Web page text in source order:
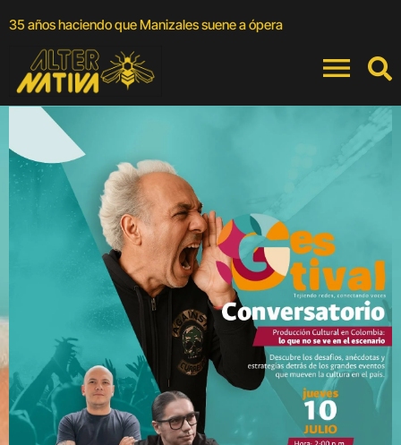
35 años haciendo que Manizales suene a ópera